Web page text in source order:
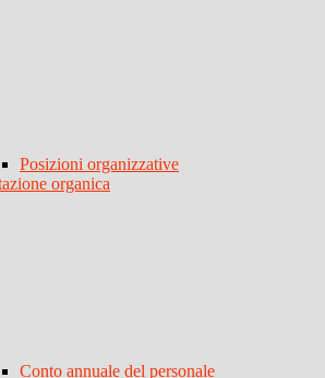
Posizioni organizzative
organica
Conto annuale del personale